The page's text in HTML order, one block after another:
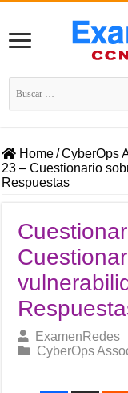
Buscar:
Home/CyberOps
23 – Cuestionario
Respuestas
ExamenRedes
CyberOps